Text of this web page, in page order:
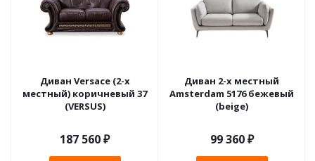
Диван Versace (2-х
местный) коричневый 37
(VERSUS)
187 560₽
Диван 2-х местный
Amsterdam 5176 бежевый
(beige)
99 360₽